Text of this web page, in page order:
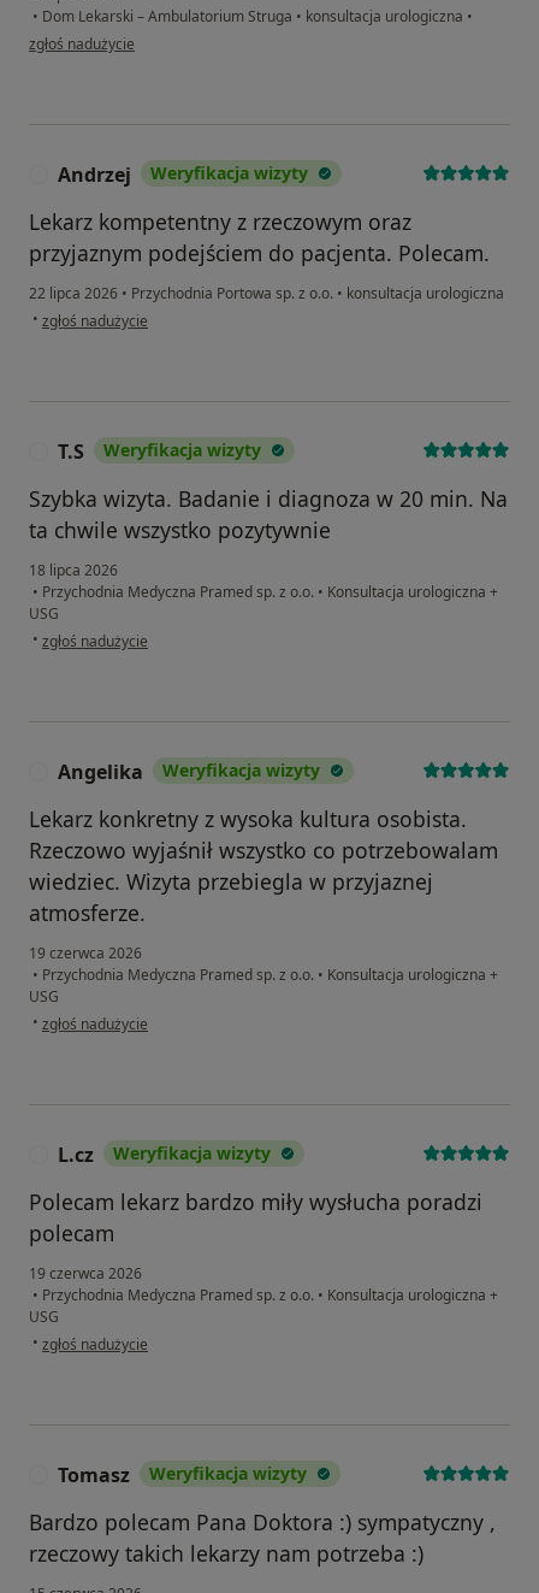
• Dom Lekarski – Ambulatorium Struga • konsultacja urologiczna •
w opinii użytkownika AD
zgłoś nadużycie
Andrzej Weryfikacja wizyty
Lekarz kompetentny z rzeczowym oraz
przyjaznym podejściem do pacjenta. Polecam.
22 lipca 2026 • Przychodnia Portowa sp. z o.o. • konsultacja urologiczna
• w opinii użytkownika Andrzej
zgłoś nadużycie
T.S Weryfikacja wizyty
Szybka wizyta. Badanie i diagnoza w 20 min. Na
ta chwile wszystko pozytywnie
18 lipca 2026
• Przychodnia Medyczna Pramed sp. z o.o. • Konsultacja urologiczna +
USG
• w opinii użytkownika T.S
zgłoś nadużycie
Angelika Weryfikacja wizyty
Lekarz konkretny z wysoka kultura osobista.
Rzeczowo wyjaśnił wszystko co potrzebowalam
wiedziec. Wizyta przebiegla w przyjaznej
atmosferze.
19 czerwca 2026
• Przychodnia Medyczna Pramed sp. z o.o. • Konsultacja urologiczna +
USG
• w opinii użytkownika Angelika
zgłoś nadużycie
L.cz Weryfikacja wizyty
Polecam lekarz bardzo miły wysłucha poradzi
polecam
19 czerwca 2026
• Przychodnia Medyczna Pramed sp. z o.o. • Konsultacja urologiczna +
USG
• w opinii użytkownika L.cz
zgłoś nadużycie
Tomasz Weryfikacja wizyty
Bardzo polecam Pana Doktora :) sympatyczny ,
rzeczowy takich lekarzy nam potrzeba :)